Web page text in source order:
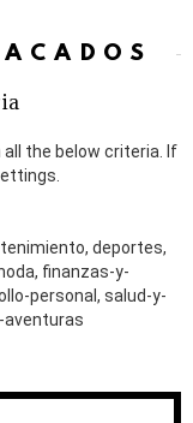
the below criteria. If
deportes,
finanzas-y-
personal, salud-y-
aventuras